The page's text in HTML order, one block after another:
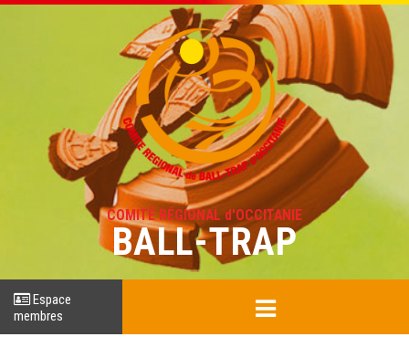
COMITÉ RÉGIONAL d'OCCITANIE
BALL-TRAP
Espace
membres